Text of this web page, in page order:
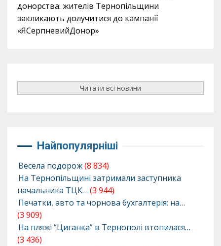
донорства: жителів Тернопільщини
закликають долучитися до кампанії
«ЯСерпневийДонор»
Читати всі новини
Найпопулярніші
Весела подорож(8 834)
На Тернопільщині затримали заступника
начальника ТЦК… (3 944)
Печатки, авто та чорнова бухгалтерія: на…
(3 909)
На пляжі “Циганка” в Тернополі втопилася…
(3 436)